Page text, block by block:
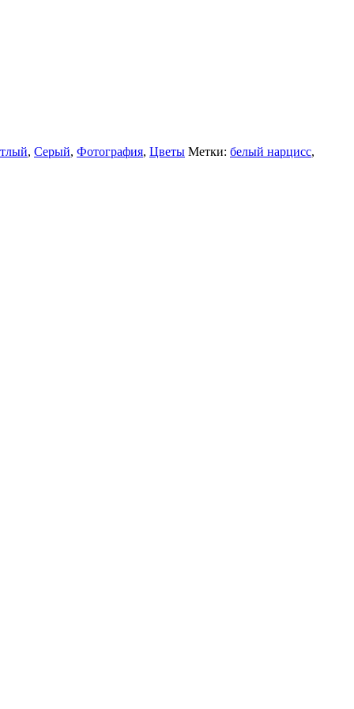
, Серый, Фотография, Цветы Метки: белый нарцисс,